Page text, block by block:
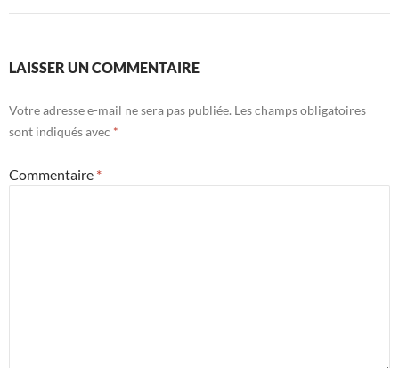
LAISSER UN COMMENTAIRE
Votre adresse e-mail ne sera pas publiée. Les champs obligatoires
sont indiqués avec *
Commentaire *